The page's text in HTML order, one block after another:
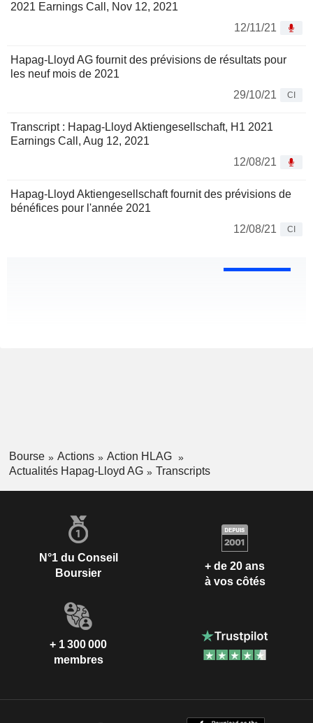
2021 Earnings Call, Nov 12, 2021
12/11/21
Hapag-Lloyd AG fournit des prévisions de résultats pour
les neuf mois de 2021
29/10/21
CI
Transcript : Hapag-Lloyd Aktiengesellschaft, H1 2021
Earnings Call, Aug 12, 2021
12/08/21
Hapag-Lloyd Aktiengesellschaft fournit des prévisions de
bénéfices pour l'année 2021
12/08/21
CI
Bourse Actions
Action HLAG
Actualités Hapag-Lloyd AG
Transcripts
N°1 du Conseil
Boursier
+ de 20 ans
à vos côtés
+ 1 300 000
membres